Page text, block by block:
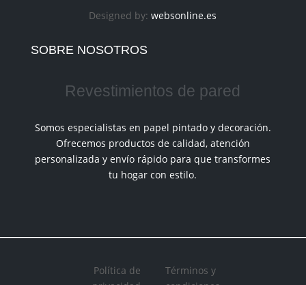
Designed by:websonline.es
SOBRE NOSOTROS
Revestimientos de pared
Somos especialistas en papel pintado y decoración.
Ofrecemos productos de calidad, atención
personalizada y envío rápido para que transformes
tu hogar con estilo.
Política de
Términos y